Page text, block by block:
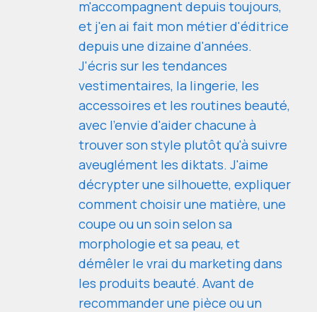
m'accompagnent depuis toujours,
et j'en ai fait mon métier d'éditrice
depuis une dizaine d'années.
J'écris sur les tendances
vestimentaires, la lingerie, les
accessoires et les routines beauté,
avec l'envie d'aider chacune à
trouver son style plutôt qu'à suivre
aveuglément les diktats. J'aime
décrypter une silhouette, expliquer
comment choisir une matière, une
coupe ou un soin selon sa
morphologie et sa peau, et
démêler le vrai du marketing dans
les produits beauté. Avant de
recommander une pièce ou un